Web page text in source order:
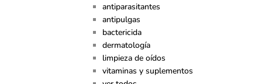
antiparasitantes
antipulgas
bactericida
dermatología
limpieza de oídos
vitaminas y suplementos